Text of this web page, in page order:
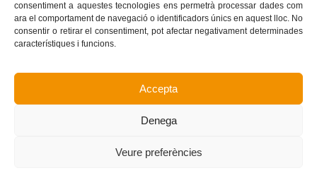
consentiment a aquestes tecnologies ens permetrà processar dades com
ara el comportament de navegació o identificadors únics en aquest lloc. No
consentir o retirar el consentiment, pot afectar negativament determinades
característiques i funcions.
Accepta
Denega
Veure preferències